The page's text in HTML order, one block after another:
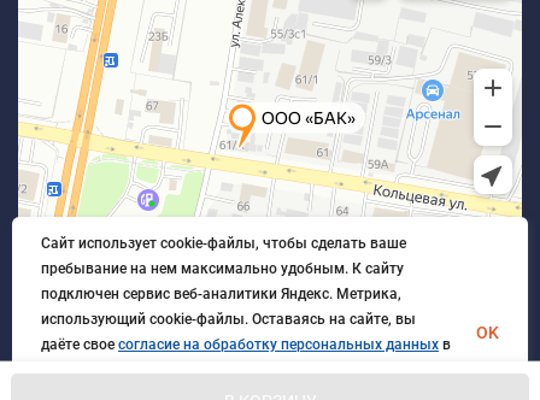
Сайт использует cookie-файлы, чтобы сделать ваше
пребывание на нем максимально удобным. К cайту
подключен сервис веб-аналитики Яндекс. Метрика,
использующий cookie-файлы. Оставаясь на сайте, вы
даёте свое согласие на обработку персональных данных в
порядке, указанном вПолитике обработки персональных
OK